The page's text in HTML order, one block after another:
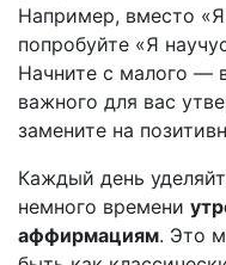
Например, вместо «Я
попробуйте «Я
Начните с малого —
важного для вас
замените на
Каждый день
немного времени
аффирмациям. Это